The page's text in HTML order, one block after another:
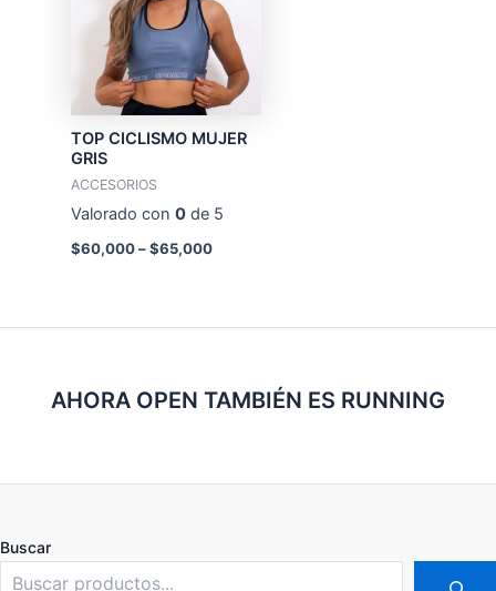
TOP CICLISMO MUJER
GRIS
ACCESORIOS
Valorado con 0de 5
$60,000–$65,000
AHORA OPEN TAMBIÉN ES RUNNING
Buscar